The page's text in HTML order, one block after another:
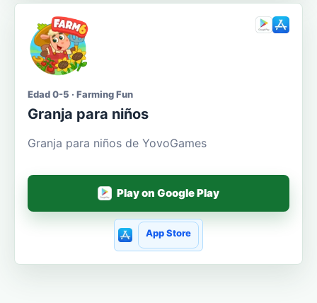
Edad 0-5 · Farming Fun
Granja para niños
Granja para niños de YovoGames
Play on Google Play
App Store